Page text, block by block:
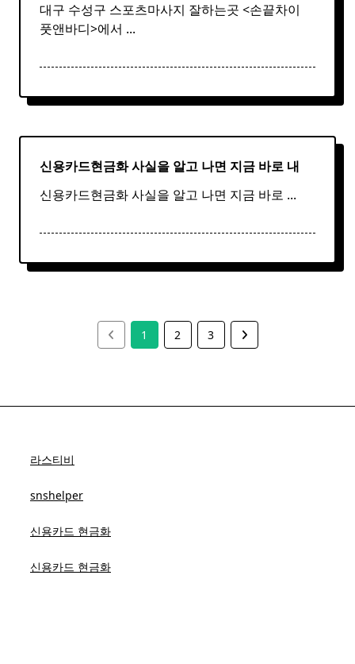
대구 수성구 스포츠마사지 잘하는곳 <손끝차이
풋앤바디>에서 ...
신용카드현금화 사실을 알고 나면 지금 바로 내
신용카드현금화 사실을 알고 나면 지금 바로 ...
1 2 3
라스티비
snshelper
신용카드 현금화
신용카드 현금화